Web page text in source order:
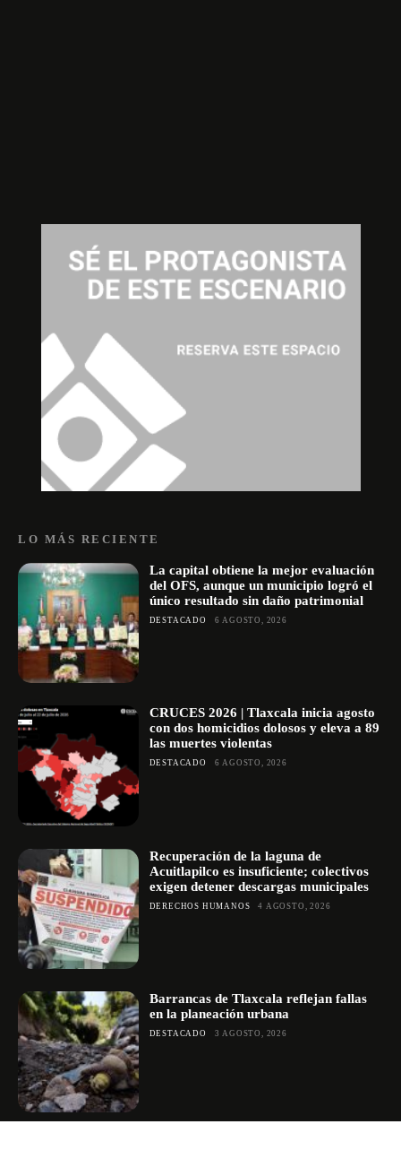
LO MÁS RECIENTE
La capital obtiene la mejor evaluación
del OFS, aunque un municipio logró el
único resultado sin daño patrimonial
DESTACADO 6 AGOSTO, 2026
CRUCES 2026 | Tlaxcala inicia agosto
con dos homicidios dolosos y eleva a 89
las muertes violentas
DESTACADO 6 AGOSTO, 2026
Recuperación de la laguna de
Acuitlapilco es insuficiente; colectivos
exigen detener descargas municipales
DERECHOS HUMANOS 4 AGOSTO, 2026
Barrancas de Tlaxcala reflejan fallas
en la planeación urbana
DESTACADO 3 AGOSTO, 2026